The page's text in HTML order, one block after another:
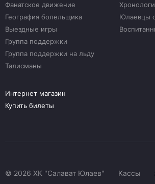
Фанатское движение
География болельщика
Выездные игры
Группа поддержки
Группа поддержки на льду
Талисманы
Юлаевцы
Интернет магазин
Купить билеты
© 2026 ХК "Салават Юлаев" Кассы